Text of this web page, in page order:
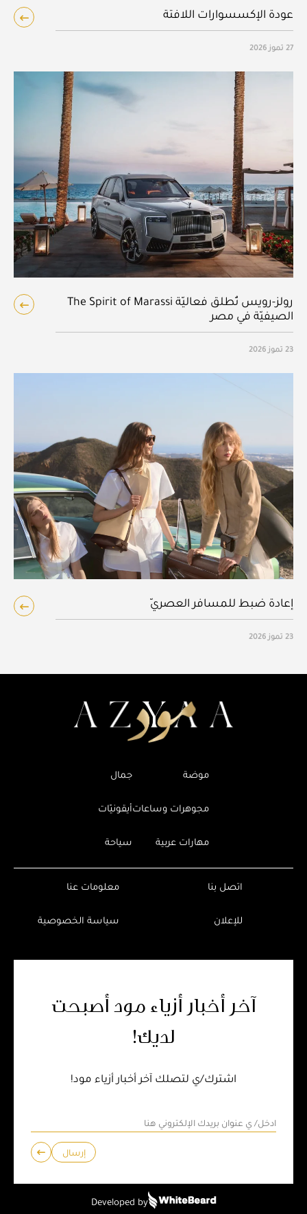
عودة الإكسسوارات اللافتة
27 تموز 2026
رولز-رويس تُطلق فعاليّة The Spirit of Marassi
الصيفيّة في مصر
23 تموز 2026
إعادة ضبط للمسافر العصريّ
23 تموز 2026
موضة
مجوهرات وساعات
مهارات عربية
جمال
أيقونيّات
سياحة
اتصل بنا
للإعلان
معلومات عنا
سياسة الخصوصية
آخر أخبار أزياء مود أصبحت
لديك!
اشترك/ي لتصلك آخر أخبار أزياء مود!
إرسال
Developed by